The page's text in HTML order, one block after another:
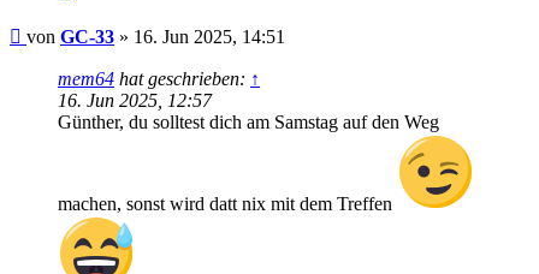
Beitrag
von GC-33 » 16. Jun 2025, 14:51
mem64 hat geschrieben: ↑
16. Jun 2025, 12:57
Günther, du solltest dich am Samstag auf den Weg
machen, sonst wird datt nix mit dem Treffen